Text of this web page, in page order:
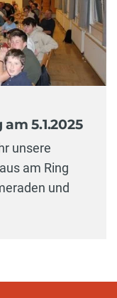
5.1.2025
unsere
am Ring
und